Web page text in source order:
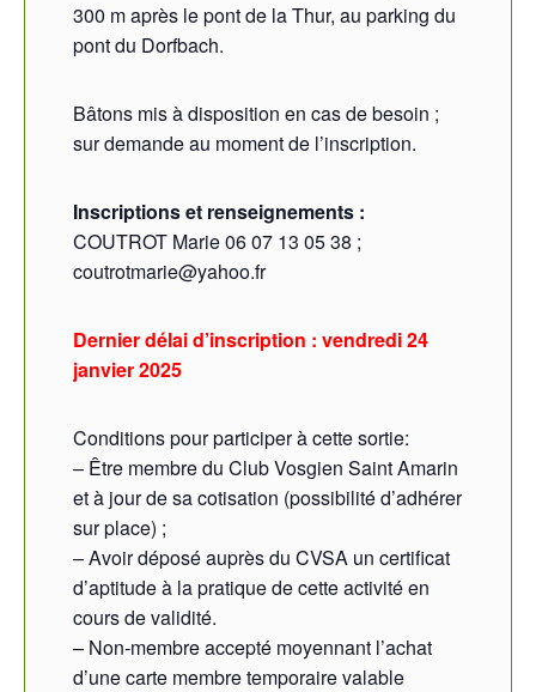
300 m après le pont de la Thur, au parking du
pont du Dorfbach.
Bâtons mis à disposition en cas de besoin ;
sur demande au moment de l’inscription.
Inscriptions et renseignements :
COUTROT Marie 06 07 13 05 38 ;
coutrotmarie@yahoo.fr
Dernier délai d’inscription : vendredi 24
janvier 2025
Conditions pour participer à cette sortie:
– Être membre du Club Vosgien Saint Amarin
et à jour de sa cotisation (possibilité d’adhérer
sur place) ;
– Avoir déposé auprès du CVSA un certificat
d’aptitude à la pratique de cette activité en
cours de validité.
– Non-membre accepté moyennant l’achat
d’une carte membre temporaire valable